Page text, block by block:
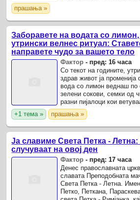
прашања »
Заборавете на водата со
утрински велнес ритуал:
направете чудо за вашето тело
Фактор - пред: 16 часа
Со текот на годините,
здрав живот ја
вода со лимон веднаш по
зелени сокови, семки од
разни пијалоци кои
подобра кожа и подобро
+1 тема » прашања »
Ја славиме Света Петка - Летна:
случуваат на овој ден
Фактор - пред: 17 часа
Денес православната
славата Преподобната
Света Петка - Летна.
Петко, Петкана,